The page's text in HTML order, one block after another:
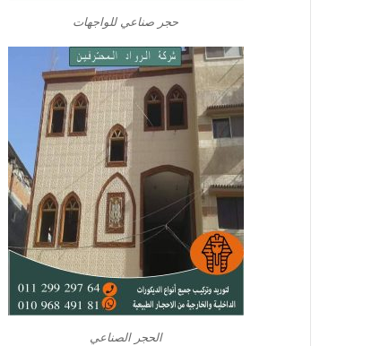
حجر صناعي للواجهات
الحجر الصناعي